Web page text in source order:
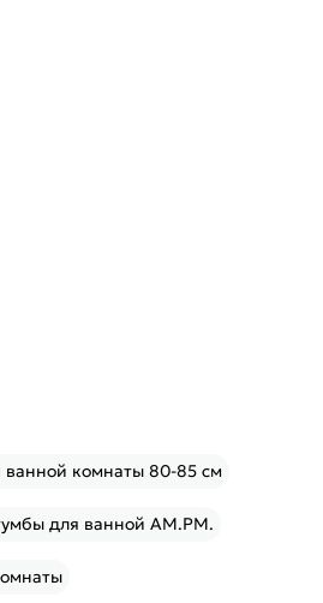
ванной комнаты 80-85 см
для ванной AM.PM.